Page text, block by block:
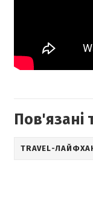
Пов'язані
TRAVEL-